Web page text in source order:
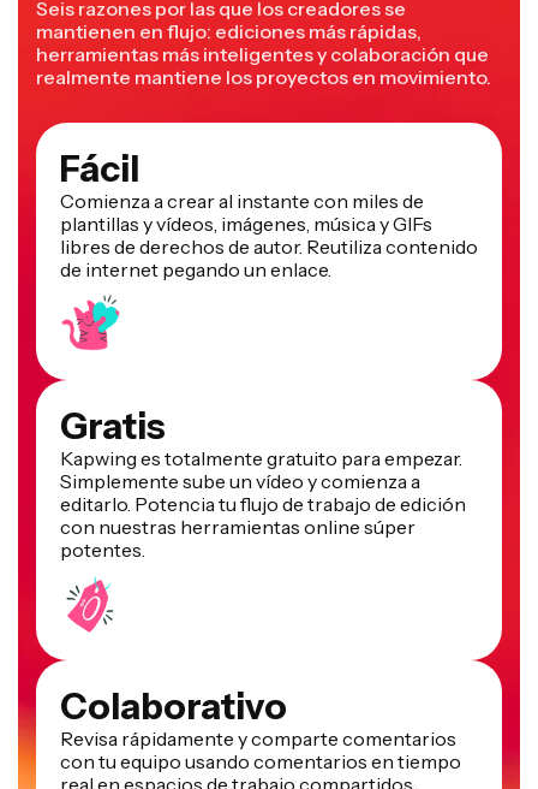
Seis razones por las que los creadores se
mantienen en flujo: ediciones más rápidas,
herramientas más inteligentes y colaboración que
realmente mantiene los proyectos en movimiento.
Fácil
Comienza a crear al instante con miles de
plantillas y vídeos, imágenes, música y GIFs
libres de derechos de autor. Reutiliza contenido
de internet pegando un enlace.
Gratis
Kapwing es totalmente gratuito para empezar.
Simplemente sube un vídeo y comienza a
editarlo. Potencia tu flujo de trabajo de edición
con nuestras herramientas online súper
potentes.
Colaborativo
Revisa rápidamente y comparte comentarios
con tu equipo usando comentarios en tiempo
real en espacios de trabajo compartidos.